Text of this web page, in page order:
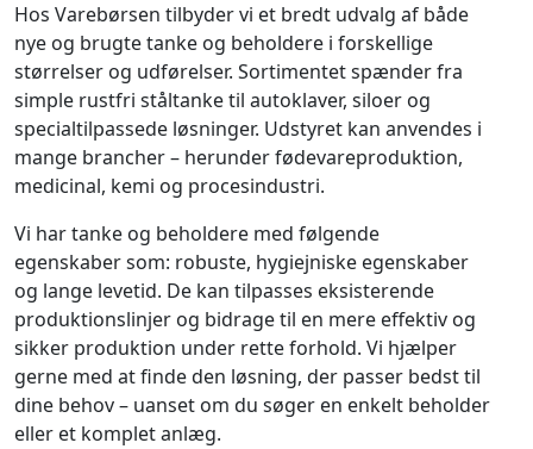
Hos Varebørsen tilbyder vi et bredt udvalg af både
nye og brugte tanke og beholdere i forskellige
størrelser og udførelser. Sortimentet spænder fra
simple rustfri ståltanke til autoklaver, siloer og
specialtilpassede løsninger. Udstyret kan anvendes i
mange brancher – herunder fødevareproduktion,
medicinal, kemi og procesindustri.
Vi har tanke og beholdere med følgende
egenskaber som: robuste, hygiejniske egenskaber
og lange levetid. De kan tilpasses eksisterende
produktionslinjer og bidrage til en mere effektiv og
sikker produktion under rette forhold. Vi hjælper
gerne med at finde den løsning, der passer bedst til
dine behov – uanset om du søger en enkelt beholder
eller et komplet anlæg.